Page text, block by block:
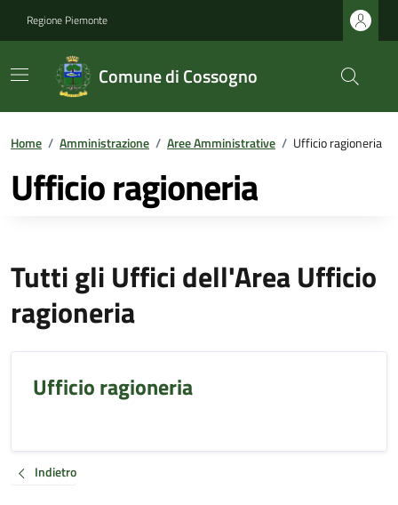
Regione Piemonte
Comune di Cossogno
Home / Amministrazione / Aree Amministrative / Ufficio ragioneria
Ufficio ragioneria
Tutti gli Uffici dell'Area Ufficio
ragioneria
Ufficio ragioneria
Indietro